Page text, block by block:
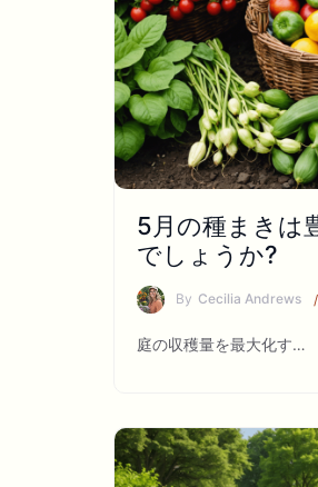
5月の種まきは
でしょうか?
By Cecilia Andrews
庭の収穫量を最大化す…